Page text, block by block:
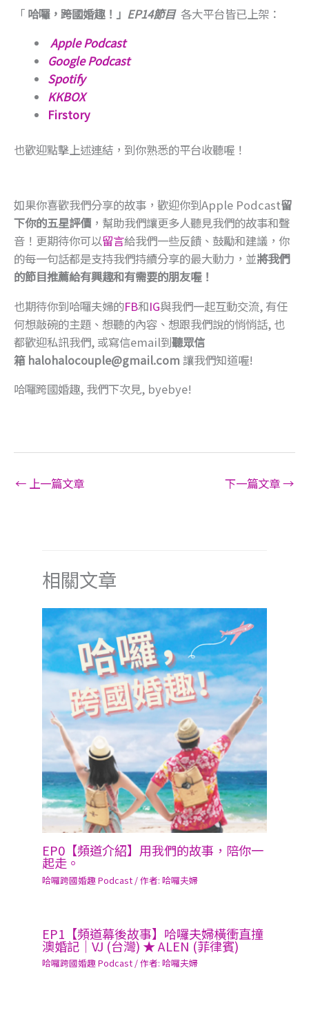
「 哈囉，跨國婚趣！」 EP14節目各大平台皆已上架：
Apple Podcast
Google Podcast
Spotify
KKBOX
Firstory
也歡迎點擊上述連結，到你熟悉的平台收聽喔！​
如果你喜歡我們分享的故事，歡迎你到Apple Podcast留
下你的五星評價 ，幫助我們讓更多人聽見我們的故事和聲
音！更期待你可以留言給我們一些反饋、鼓勵和建議，你
的每一句話都是支持我們持續分享的最大動力，並將我們
的節目推薦給有興趣和有需要的朋友喔！​
也期待你到哈囉夫婦的FB和IG與我們一起互動交流, 有任
何想敲碗的主題、想聽的內容、想跟我們說的悄悄話, 也
都歡迎私訊我們, 或寫信email到聽眾信
箱 halohalocouple@gmail.com 讓我們知道喔!
哈囉跨國婚趣, 我們下次見, byebye!
← 上一篇文章 下一篇文章→
相關文章
EP0【頻道介紹】用我們的故事，陪你一
起走。
哈囉跨國婚趣 Podcast / 作者:哈囉夫婦
EP1【頻道幕後故事】哈囉夫婦橫衝直撞
澳婚記｜VJ (台灣) ★ ALEN (菲律賓)
哈囉跨國婚趣 Podcast / 作者:哈囉夫婦